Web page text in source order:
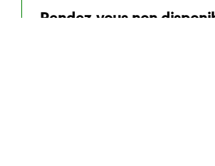
Rendez-vous non